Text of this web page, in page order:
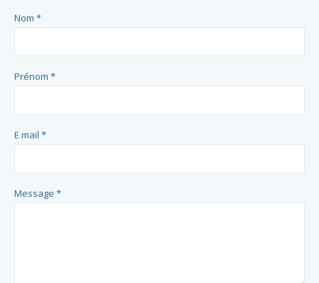
Nom *
Prénom *
E mail *
Message *